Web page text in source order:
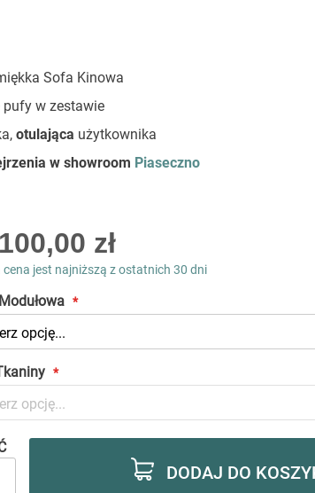
Sofa Kinowa
pufy w zestawie
otulająca użytkownika
w showroom Piaseczno
zł
cena jest najniższą z ostatnich 30 dni
DODAJ DO